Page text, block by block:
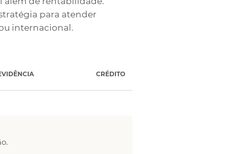
para atender
internacional.
CRÉDITO